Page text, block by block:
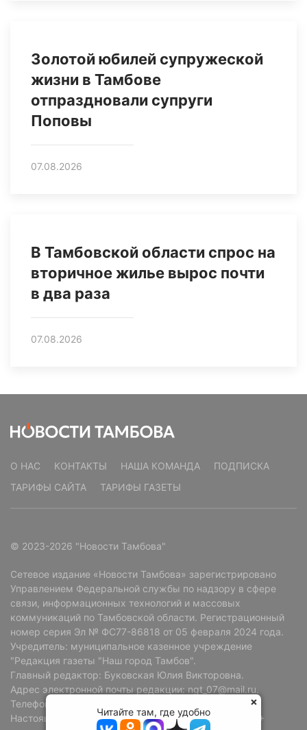
Золотой юбилей супружеской
жизни в Тамбове
отпраздновали супруги
Поповы
07.08.2026
В Тамбовской области спрос на
вторичное жилье вырос почти
в два раза
07.08.2026
О НАС КОНТАКТЫ НАША КОМАНДА
ПОДПИСКА
ТАРИФЫ САЙТА
ТАРИФЫ ГАЗЕТЫ
© 2023-2026 "Новости Тамбова"
Сетевое издание «Новости Тамбова» зарегистрировано
Управлением Федеральной службы по надзору в сфере
связи, информационных технологий и массовых
коммуникаций по Тамбовской области. Регистрационный
номер серия Эл № ФС77-86818 от 05 февраля 2024 года.
Учредитель: муниципальное казенное учреждение
"Редакция газеты "Наш город Тамбов".
Главный редактор: Буковская Юлия Викторовна.
Адрес электронной почты редакции: ngt_07@mail.ru.
Телефон редакции: +7 (4752) 72-69-37.
Настоящий ресурс может содержать материалы 18+
Читайте там, где удобно